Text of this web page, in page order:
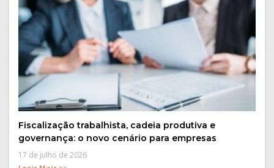
Fiscalização trabalhista, cadeia produtiva e
governança: o novo cenário para empresas
17 de julho de 2026